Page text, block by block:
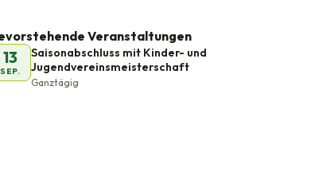
Veranstaltungen
13
SEP.
Saisonabschluss mit Kinder- und
Jugendvereinsmeisterschaft
Ganztägig